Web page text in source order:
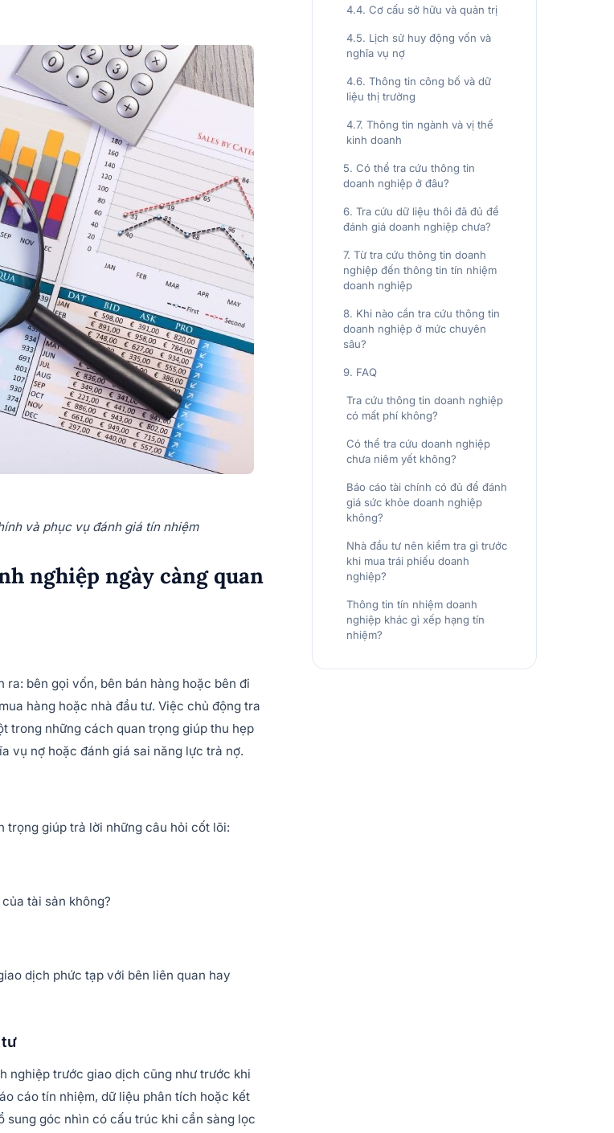
và phục vụ đánh giá tín nhiệm
nghiệp ngày càng quan
bên gọi vốn, bên bán hàng hoặc bên đi
hàng hoặc nhà đầu tư. Việc chủ động tra
trong những cách quan trọng giúp thu hẹp
vụ nợ hoặc đánh giá sai năng lực trả nợ.
trọng giúp trả lời những câu hỏi cốt lõi:
tài sản không?
dịch phức tạp với bên liên quan hay
tư
nghiệp trước giao dịch cũng như trước khi
cáo tín nhiệm, dữ liệu phân tích hoặc kết
sung góc nhìn có cấu trúc khi cần sàng lọc
4.4. Cơ cấu sở hữu và quản trị
4.5. Lịch sử huy động vốn và
nghĩa vụ nợ
4.6. Thông tin công bố và dữ
liệu thị trường
4.7. Thông tin ngành và vị thế
kinh doanh
5. Có thể tra cứu thông tin
doanh nghiệp ở đâu?
6. Tra cứu dữ liệu thôi đã đủ để
đánh giá doanh nghiệp chưa?
7. Từ tra cứu thông tin doanh
nghiệp đến thông tin tín nhiệm
doanh nghiệp
8. Khi nào cần tra cứu thông tin
doanh nghiệp ở mức chuyên
sâu?
9. FAQ
Tra cứu thông tin doanh nghiệp
có mất phí không?
Có thể tra cứu doanh nghiệp
chưa niêm yết không?
Báo cáo tài chính có đủ để đánh
giá sức khỏe doanh nghiệp
không?
Nhà đầu tư nên kiểm tra gì trước
khi mua trái phiếu doanh
nghiệp?
Thông tin tín nhiệm doanh
nghiệp khác gì xếp hạng tín
nhiệm?